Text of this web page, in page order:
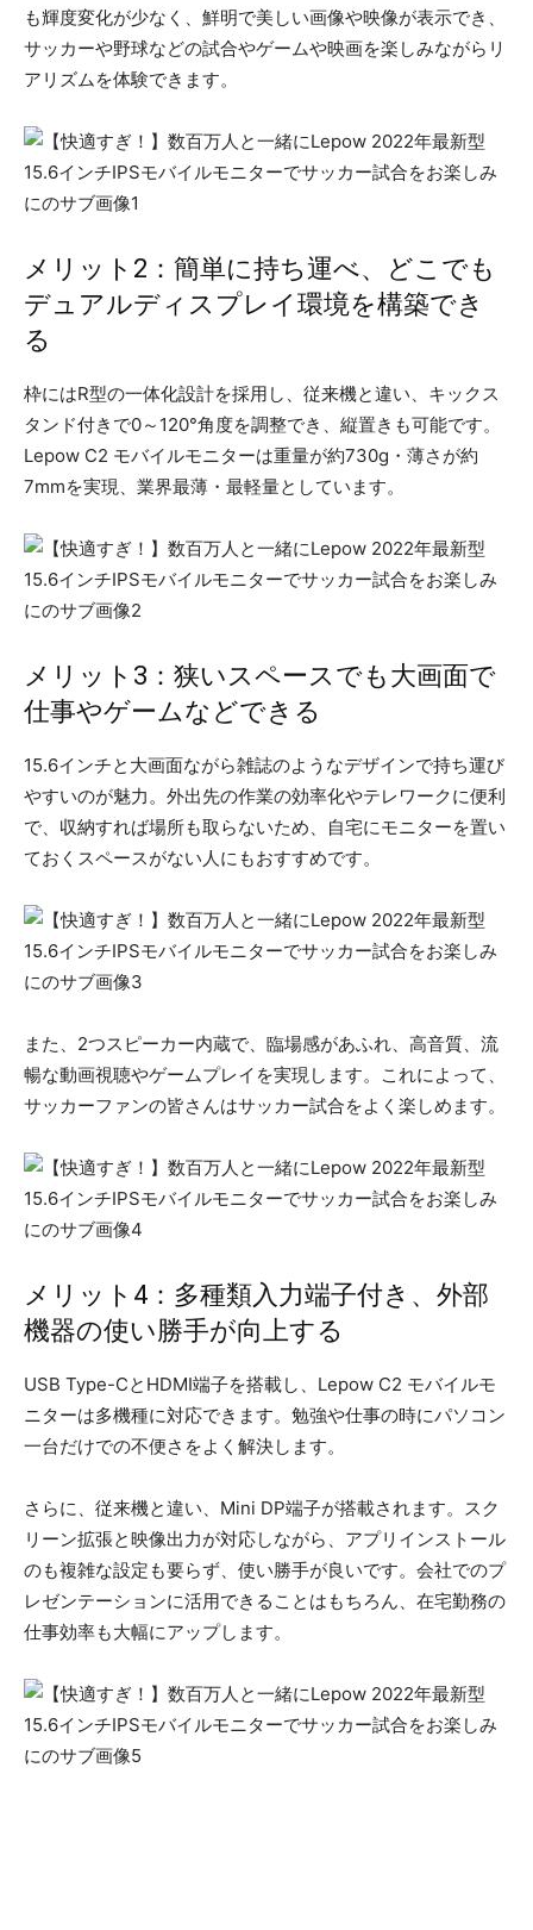
も輝度変化が少なく、鮮明で美しい画像や映像が表示でき、
サッカーや野球などの試合やゲームや映画を楽しみながらリ
アリズムを体験できます。
メリット2：簡単に持ち運べ、どこでも
デュアルディスプレイ環境を構築でき
る
枠にはR型の一体化設計を採用し、従来機と違い、キックス
タンド付きで0～120°角度を調整でき、縦置きも可能です。
Lepow C2 モバイルモニターは重量が約730g・薄さが約
7mmを実現、業界最薄・最軽量としています。
メリット3：狭いスペースでも大画面で
仕事やゲームなどできる
15.6インチと大画面ながら雑誌のようなデザインで持ち運び
やすいのが魅力。外出先の作業の効率化やテレワークに便利
で、収納すれば場所も取らないため、自宅にモニターを置い
ておくスペースがない人にもおすすめです。
また、2つスピーカー内蔵で、臨場感があふれ、高音質、流
暢な動画視聴やゲームプレイを実現します。これによって、
サッカーファンの皆さんはサッカー試合をよく楽しめます。
メリット4：多種類入力端子付き、外部
機器の使い勝手が向上する
USB Type-CとHDMI端子を搭載し、Lepow C2 モバイルモ
ニターは多機種に対応できます。勉強や仕事の時にパソコン
一台だけでの不便さをよく解決します。
さらに、従来機と違い、Mini DP端子が搭載されます。スク
リーン拡張と映像出力が対応しながら、アプリインストール
のも複雑な設定も要らず、使い勝手が良いです。会社でのプ
レゼンテーションに活用できることはもちろん、在宅勤務の
仕事効率も大幅にアップします。